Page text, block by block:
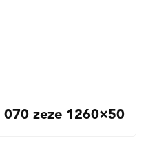
070 zeze 1260×50